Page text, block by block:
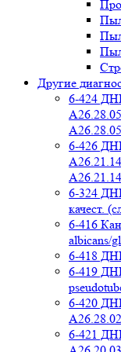
Другие
6-424
6-426
6-324
качест.
6-416
albicans/
6-418
6-419
6-420
6-421